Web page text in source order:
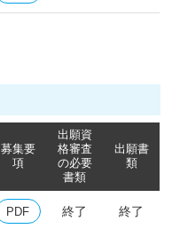
募集要
項
出願資
格審査
の必要
書類
出願書
類
PDF 終了 終了